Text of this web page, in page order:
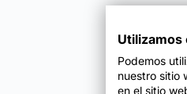
Utilizamos
Podemos
nuestro sitio
en el sitio